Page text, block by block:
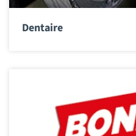
Dentaire